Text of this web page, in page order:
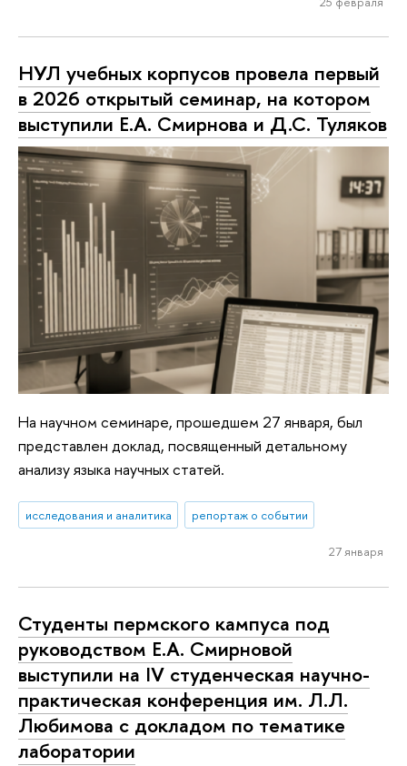
НУЛ учебных корпусов провела первый
в 2026 открытый семинар, на котором
выступили Е.А. Смирнова и Д.С. Туляков
На научном семинаре, прошедшем 27 января, был
представлен доклад, посвященный детальному
анализу языка научных статей.
исследования и аналитика репортаж о событии
27 января
Студенты пермского кампуса под
руководством Е.А. Смирновой
выступили на IV студенческая научно-
практическая конференция им. Л.Л.
Любимова с докладом по тематике
лаборатории